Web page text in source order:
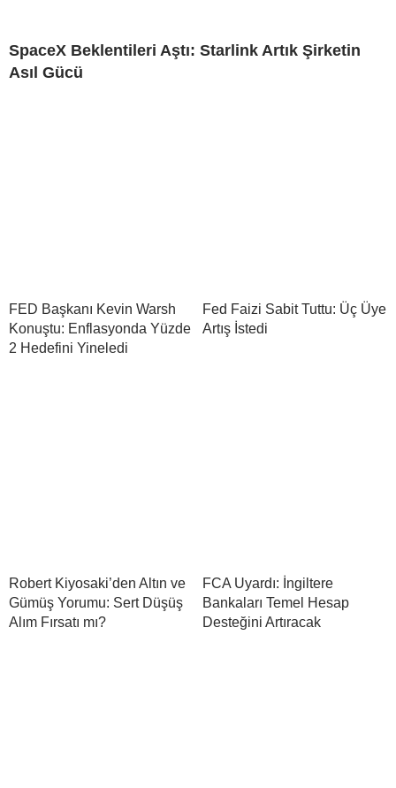
SpaceX Beklentileri Aştı: Starlink Artık Şirketin
Asıl Gücü
FED Başkanı Kevin Warsh
Konuştu: Enflasyonda Yüzde
2 Hedefini Yineledi
Fed Faizi Sabit Tuttu: Üç Üye
Artış İstedi
Robert Kiyosaki’den Altın ve
Gümüş Yorumu: Sert Düşüş
Alım Fırsatı mı?
FCA Uyardı: İngiltere
Bankaları Temel Hesap
Desteğini Artıracak